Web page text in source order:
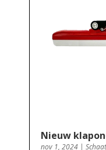
Nieuw
nov 1, 2024|